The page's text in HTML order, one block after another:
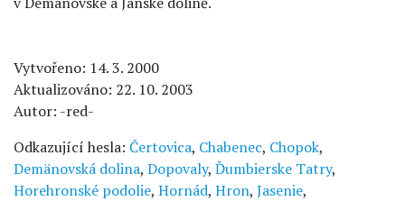
Vytvořeno: 14. 3. 2000
Aktualizováno: 22. 10. 2003
Autor: -red-
Odkazující hesla: Čertovica, Chabenec, Chopok,
Demänovská dolina, Dopovaly, Ďumbierske Tatry,
Horehronské podolie, Hornád, Hron, Jasenie,